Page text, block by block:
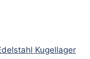
Kugellager